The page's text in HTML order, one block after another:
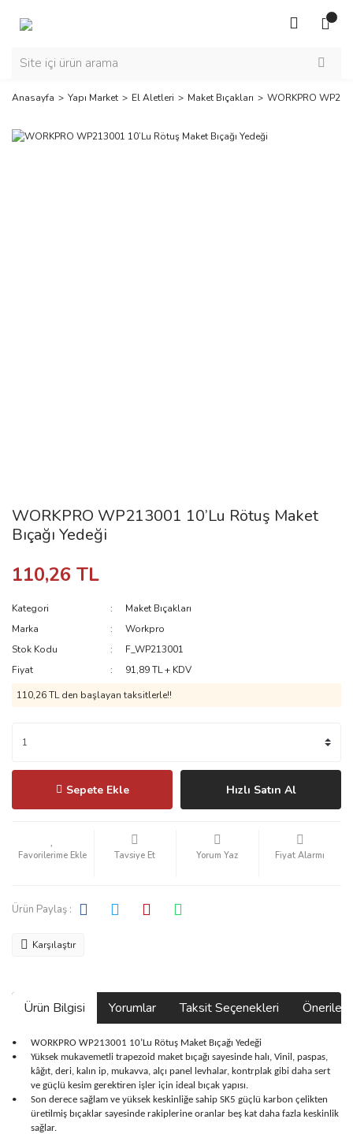
Anasayfa Yapı Market El Aletleri Maket Bıçakları WORKPRO
WORKPRO WP213001 10’Lu Rötuş Maket
Bıçağı Yedeği
110,26 TL
Kategori
Maket Bıçakları
Marka
Workpro
Stok Kodu
F_WP213001
Fiyat
91,89 TL + KDV
110,26 TL den başlayan taksitlerle!!
Sepete Ekle Hızlı Satın Al
Tavsiye Et Yorum Yaz Fiyat Alarmı
Ürün Paylaş :
Karşılaştır
Ürün Bilgisi Yorumlar Taksit Seçenekleri
•
WORKPRO WP213001 10’Lu Rötuş Maket Bıçağı Yedeği
•
Yüksek mukavemetli trapezoid maket bıçağı sayesinde halı, Vinil, paspas,
kâğıt, deri, kalın ip, mukavva, alçı panel levhalar, kontrplak gibi daha sert
ve güçlü kesim gerektiren işler için ideal bıçak yapısı.
•
Son derece sağlam ve yüksek keskinliğe sahip SK5 güçlü karbon çelikten
üretilmiş bıçaklar sayesinde rakiplerine oranlar beş kat daha fazla keskinlik
sağlar.